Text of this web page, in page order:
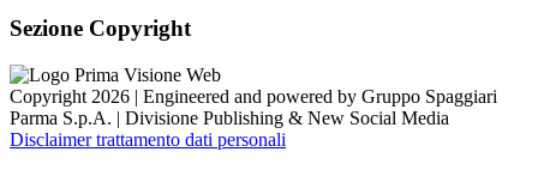
Sezione Copyright
Copyright 2026 | Engineered and powered by Gruppo Spaggiari
Parma S.p.A. | Divisione Publishing & New Social Media
Disclaimer trattamento dati personali